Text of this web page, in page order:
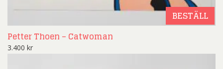
BESTÄLL
Petter Thoen – Catwoman
3.400 kr